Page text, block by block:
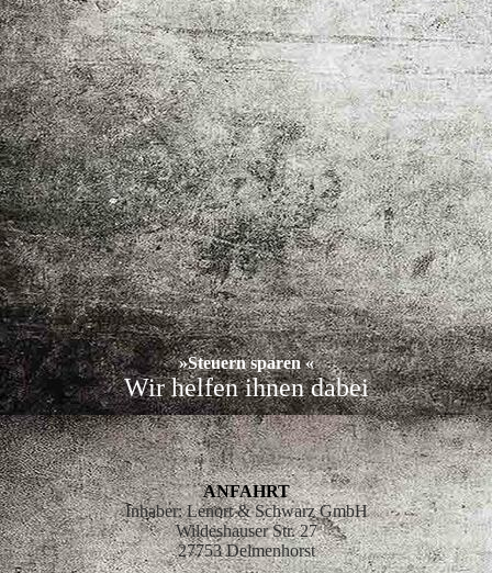
»Steuern sparen«
Wir helfen ihnen dabei
ANFAHRT
Inhaber: Lenort & Schwarz GmbH
Wildeshauser Str. 27
27753 Delmenhorst